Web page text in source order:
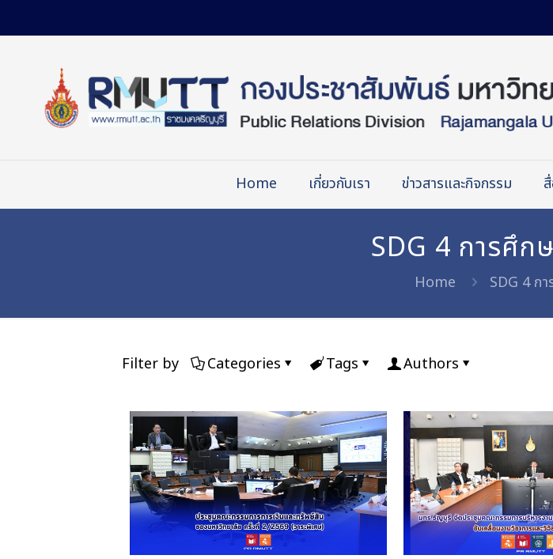
to
Home เกี่ยวกับเรา ข่าวสารและกิจกรรม
SDG 4 การศึ
Home SDG 4 ก
Filter by Categories Tags Authors